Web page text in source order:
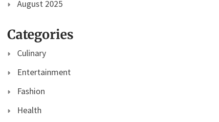
August 2025
Categories
Culinary
Entertainment
Fashion
Health